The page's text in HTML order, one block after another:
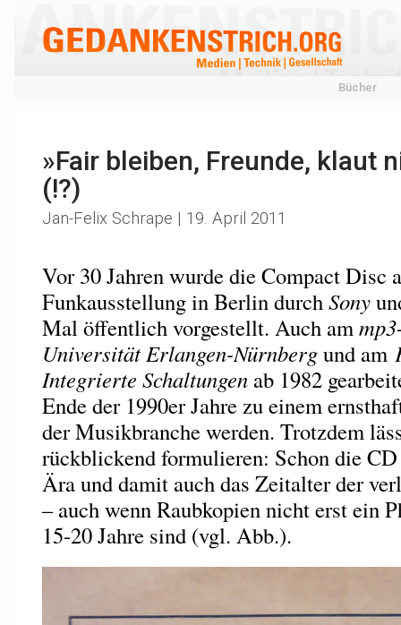
Bücher
»Fair bleiben, Freunde, klaut
(!?)
Jan-Felix Schrape | 19. April 2011
Vor 30 Jahren wurde die Compact Disc
Funkausstellung in Berlin durchSony
Mal öffentlich vorgestellt. Auch ammp3
Universität Erlangen-Nürnbergund am
Integrierte Schaltungenab 1982
Ende der 1990er Jahre zu einem
der Musikbranche werden. Trotzdem
rückblickend formulieren: Schon die
Ära und damit auch das Zeitalter der
– auch wenn Raubkopien nicht erst ein
15-20 Jahre sind (vgl. Abb.).